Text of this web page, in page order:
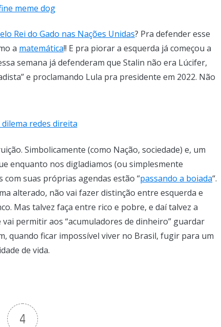
Rei do Gado nas Nações Unidas? Pra defender esse
a matemática!! E pra piorar a esquerda já começou a
semana já defenderam que Stalin não era Lúcifer,
e proclamando Lula pra presidente em 2022. Não
Simbolicamente (como Nação, sociedade) e, um
enquanto nos digladiamos (ou simplesmente
suas próprias agendas estão “passando a boiada“.
alterado, não vai fazer distinção entre esquerda e
Mas talvez faça entre rico e pobre, e daí talvez a
permitir aos “acumuladores de dinheiro” guardar
quando ficar impossível viver no Brasil, fugir para um
de vida.
4